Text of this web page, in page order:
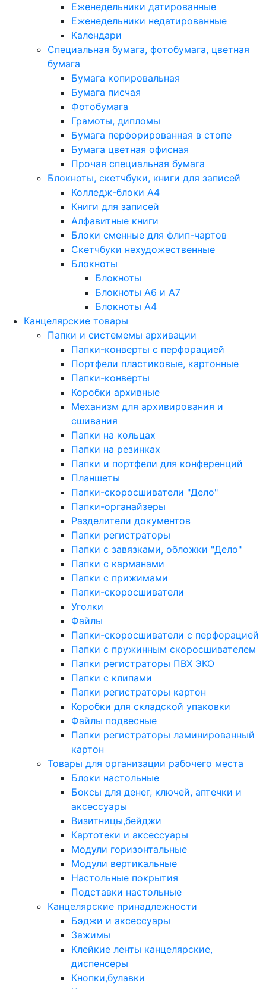
Еженедельники датированные
Еженедельники недатированные
Календари
Специальная бумага, фотобумага, цветная
бумага
Бумага копировальная
Бумага писчая
Фотобумага
Грамоты, дипломы
Бумага перфорированная в стопе
Бумага цветная офисная
Прочая специальная бумага
Блокноты, скетчбуки, книги для записей
Колледж-блоки А4
Книги для записей
Алфавитные книги
Блоки сменные для флип-чартов
Скетчбуки нехудожественные
Блокноты
Блокноты
Блокноты A6 и A7
Блокноты A4
Канцелярские товары
Папки и системемы архивации
Папки-конверты с перфорацией
Портфели пластиковые, картонные
Папки-конверты
Коробки архивные
Механизм для архивирования и
сшивания
Папки на кольцах
Папки на резинках
Папки и портфели для конференций
Планшеты
Папки-скоросшиватели "Дело"
Папки-органайзеры
Разделители документов
Папки регистраторы
Папки с завязками, обложки "Дело"
Папки с карманами
Папки с прижимами
Папки-скоросшиватели
Уголки
Файлы
Папки-скоросшиватели с перфорацией
Папки с пружинным скоросшивателем
Папки регистраторы ПВХ ЭКО
Папки с клипами
Папки регистраторы картон
Коробки для складской упаковки
Файлы подвесные
Папки регистраторы ламинированный
картон
Товары для организации рабочего места
Блоки настольные
Боксы для денег, ключей, аптечки и
аксессуары
Визитницы,бейджи
Картотеки и аксессуары
Модули горизонтальные
Модули вертикальные
Настольные покрытия
Подставки настольные
Канцелярские принадлежности
Бэджи и аксессуары
Зажимы
Клейкие ленты канцелярские,
диспенсеры
Кнопки,булавки